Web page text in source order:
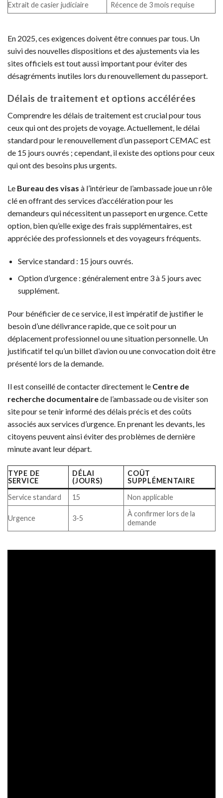
Extrait de casier judiciaire
Récence de 3 mois requise
En 2025, ces exigences doivent être connues par tous. Un
suivi des nouvelles dispositions et des ajustements via les
sites officiels est tout aussi important pour éviter des
désagréments inutiles lors du renouvellement du passeport.
Délais de traitement et options accélérées
Comprendre les délais de traitement est crucial pour tous
ceux qui ont des projets de voyage. Actuellement, le délai
standard pour le renouvellement d’un passeport CEMAC est
de 15 jours ouvrés ; cependant, il existe des options pour ceux
qui ont des besoins plus urgents.
Le Bureau des visas à l’intérieur de l’ambassade joue un rôle
clé en offrant des services d’accélération pour les
demandeurs qui nécessitent un passeport en urgence. Cette
option, bien qu’elle exige des frais supplémentaires, est
appréciée des professionnels et des voyageurs fréquents.
Service standard : 15 jours ouvrés.
Option d’urgence : généralement entre 3 à 5 jours avec
supplément.
Pour bénéficier de ce service, il est impératif de justifier le
besoin d’une délivrance rapide, que ce soit pour un
déplacement professionnel ou une situation personnelle. Un
justificatif tel qu’un billet d’avion ou une convocation doit être
présenté lors de la demande.
Il est conseillé de contacter directement le Centre de
recherche documentairede l’ambassade ou de visiter son
site pour se tenir informé des délais précis et des coûts
associés aux services d’urgence. En prenant les devants, les
citoyens peuvent ainsi éviter des problèmes de dernière
minute avant leur départ.
TYPE DE
SERVICE
DÉLAI
(JOURS)
COÛT
SUPPLÉMENTAIRE
Service standard
15 Non applicable
Urgence 3-5
À confirmer lors de la
demande